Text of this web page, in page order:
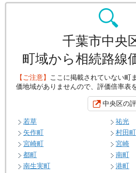
千葉市中央
町域から相続路線
【ご注意】 ここに掲載されていない町
価地域がありませんので、評価倍率表
中央区の
若草
祐光
矢作町
村田町
宮崎町
宮崎
都町
南町
南生実町
港町